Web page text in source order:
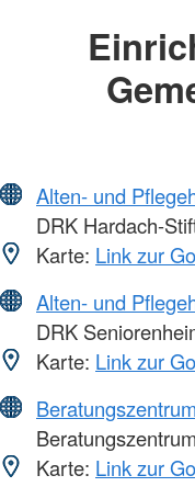
Alten- und
DRK Hardach-
Karte: Link zur
Alten- und
DRK
Karte: Link zur
Beratungszentrum
Karte: Link zur